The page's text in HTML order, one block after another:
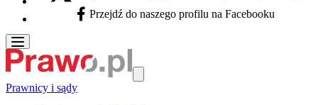
Facebook - otwiera się w nowej karcie
Przejdź do naszego profilu na Facebooku
Prawnicy i sądy